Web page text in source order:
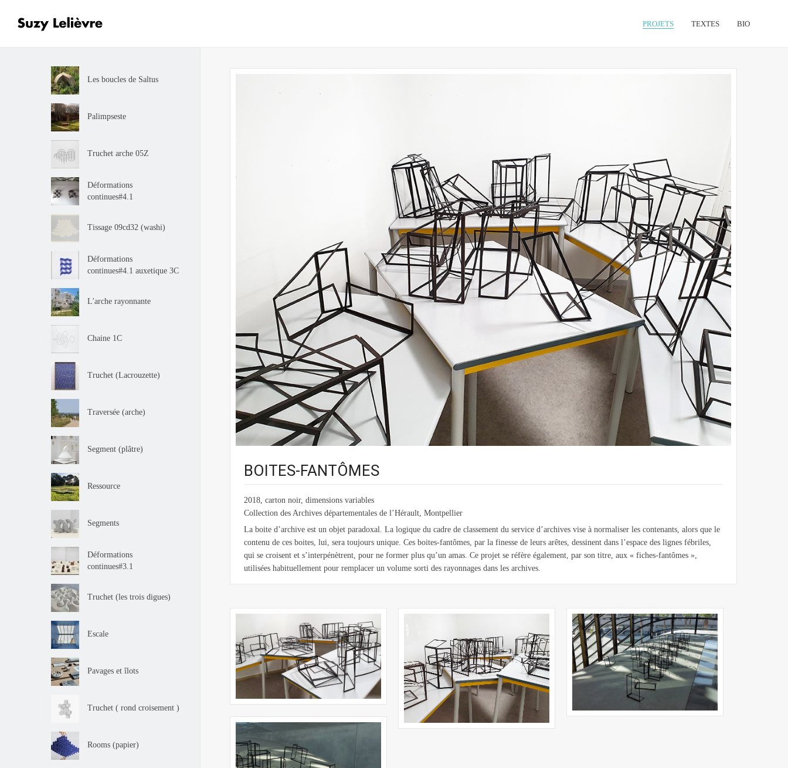
PROJETS TEXTES BIO
BOITES-FANTÔMES
2018, carton noir, dimensions variables
Collection des Archives départementales de l’Hérault, Montpellier
La boite d’archive est un objet paradoxal. La logique du cadre de classement du service d’archives vise à normaliser les contenants, alors que le
contenu de ces boites, lui, sera toujours unique. Ces boites-fantômes, par la finesse de leurs arêtes, dessinent dans l’espace des lignes fébriles,
qui se croisent et s’interpénètrent, pour ne former plus qu’un amas. Ce projet se réfère également, par son titre, aux « fiches-fantômes »,
utilisées habituellement pour remplacer un volume sorti des rayonnages dans les archives.
Les boucles de Saltus
Palimpseste
Truchet arche 05Z
Déformations
continues#4.1
Tissage 09cd32 (washi)
Déformations
continues#4.1 auxetique 3C
L'arche rayonnante
Chaine 1C
Truchet (Lacrouzette)
Traversée (arche)
Segment (plâtre)
Ressource
Segments
Déformations
continues#3.1
Truchet (les trois digues)
Escale
Pavages et îlots
Truchet ( rond croisement )
Rooms (papier)